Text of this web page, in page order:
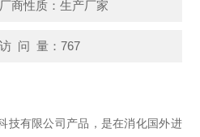
厂商性质：生产厂家
访 问 量：767
技有限公司产品，是在消化国外进